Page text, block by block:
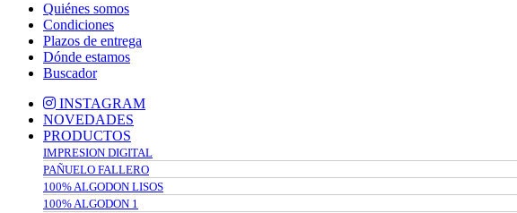
Quiénes somos
Condiciones
Plazos de entrega
Dónde estamos
Buscador
INSTAGRAM
NOVEDADES
PRODUCTOS
IMPRESION DIGITAL
PAÑUELO FALLERO
100% ALGODON LISOS
100% ALGODON 1